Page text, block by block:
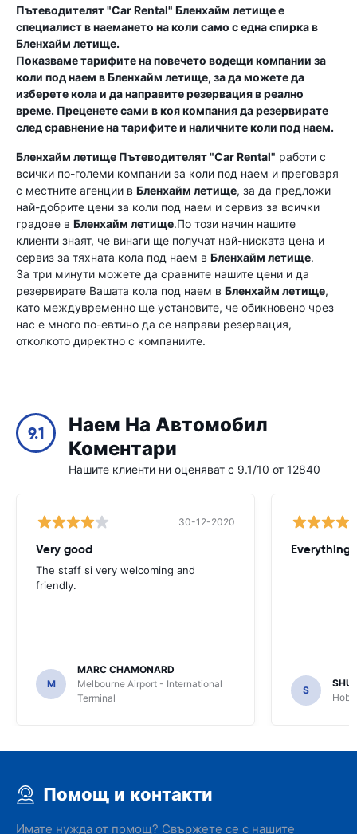
Пътеводителят "Car Rental" Бленхайм летищее
специалист в наемането на коли само с една спирка в
Бленхайм летище.
Показваме тарифите на повечето водещи компании за
коли под наем вБленхайм летище, за да можете да
изберете кола и да направите резервация в реално
време. Преценете сами в коя компания да резервирате
след сравнение на тарифите и наличните коли под наем.
Бленхайм летище Пътеводителят "Car Rental" работи с
всички по-големи компании за коли под наем и преговаря
с местните агенции в Бленхайм летище, за да предложи
най-добрите цени за коли под наем и сервиз за всички
градове в Бленхайм летище.По този начин нашите
клиенти знаят, че винаги ще получат най-ниската цена и
сервиз за тяхната кола под наем в Бленхайм летище.
За три минути можете да сравните нашите цени и да
резервирате Вашата кола под наем в Бленхайм летище,
като междувременно ще установите, че обикновено чрез
нас е много по-евтино да се направи резервация,
отколкото директно с компаниите.
9.1
Наем На Автомобил
Коментари
Нашите клиенти ни оценяват с 9.1/10 от 12840
30-12-2020
Very good
The staff si very welcoming and
friendly.
M
MARC CHAMONARD
Melbourne Airport - International
Terminal
Everything
S
Помощ и контакти
Имате нужда от помощ? Свържете се с нашите